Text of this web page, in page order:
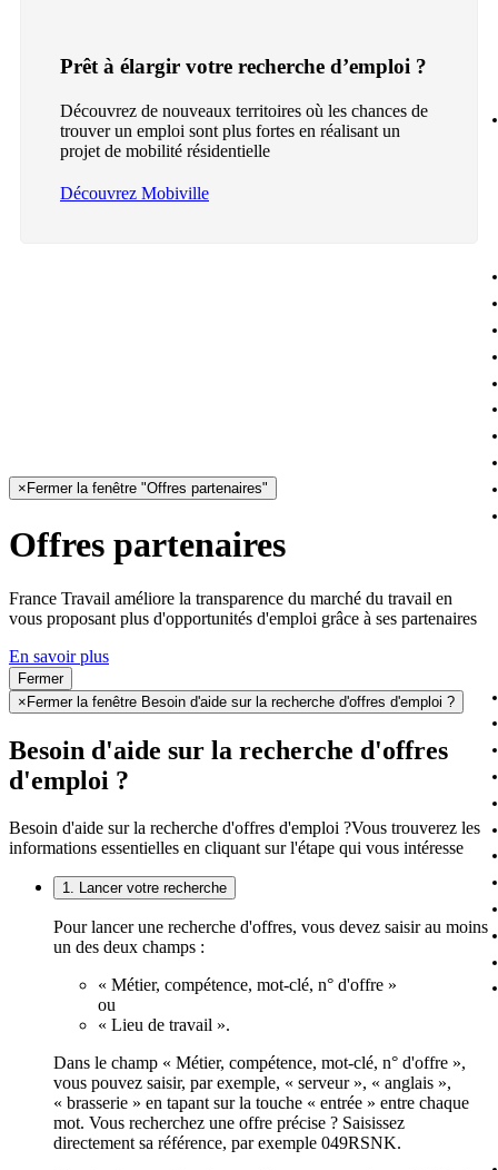
Prêt à élargir votre recherche d’emploi ?
Découvrez de nouveaux territoires où les chances de
trouver un emploi sont plus fortes en réalisant un
projet de mobilité résidentielle
Découvrez Mobiville
× Fermer la fenêtre "Offres partenaires"
Offres partenaires
France Travail améliore la transparence du marché du travail en
vous proposant plus d'opportunités d'emploi grâce à ses partenaires
En savoir plus
Fermer
× Fermer la fenêtre Besoin d'aide sur la recherche d'offres d'emploi ?
Besoin d'aide sur la recherche d'offres
d'emploi ?
Besoin d'aide sur la recherche d'offres d'emploi ?Vous trouverez les
informations essentielles en cliquant sur l'étape qui vous intéresse
1. Lancer votre recherche
Pour lancer une recherche d'offres, vous devez saisir au moins
un des deux champs :
« Métier, compétence, mot-clé, n° d'offre »
ou
« Lieu de travail ».
Dans le champ « Métier, compétence, mot-clé, n° d'offre »,
vous pouvez saisir, par exemple, « serveur », « anglais »,
« brasserie » en tapant sur la touche « entrée » entre chaque
mot. Vous recherchez une offre précise ? Saisissez
directement sa référence, par exemple 049RSNK.